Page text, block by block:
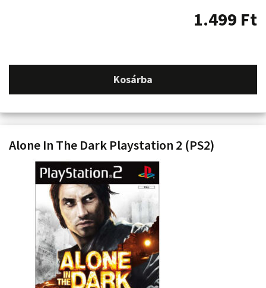
1.499 Ft
Kosárba
Alone In The Dark Playstation 2 (PS2)